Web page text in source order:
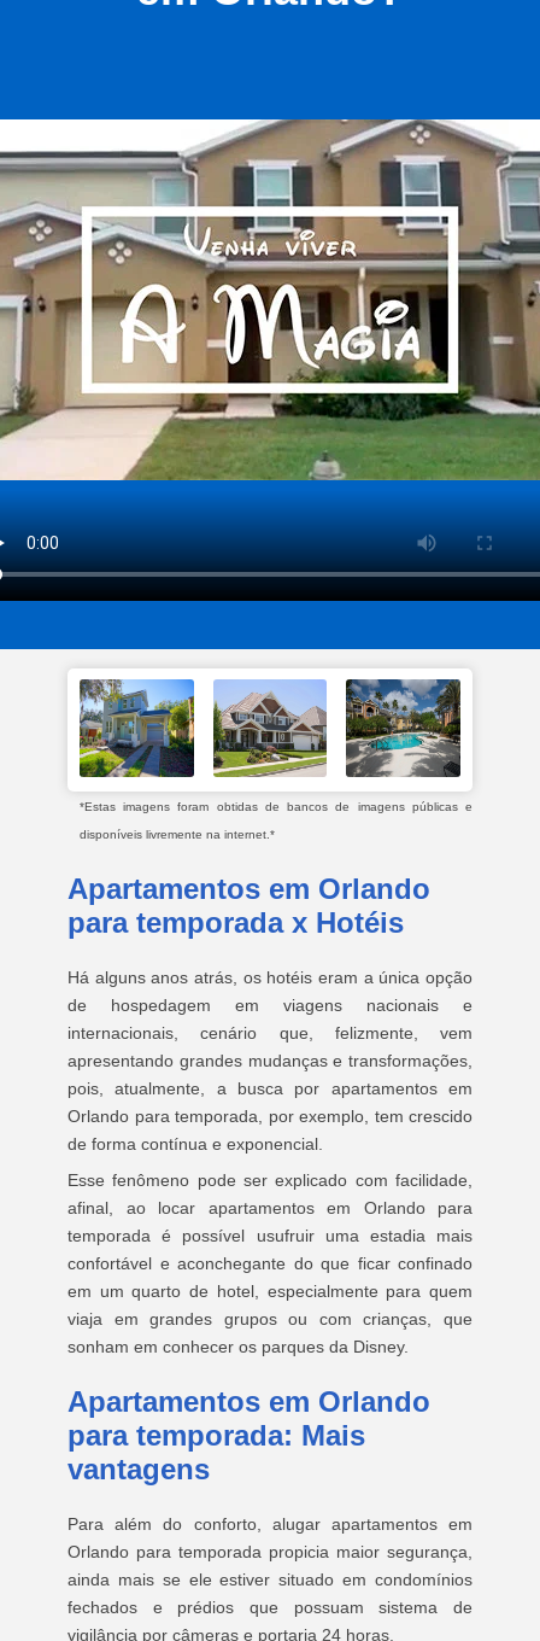
*Estas imagens foram obtidas de bancos de imagens públicas e
disponíveis livremente na internet.*
Apartamentos em Orlando
para temporada x Hotéis
Há alguns anos atrás, os hotéis eram a única opção
de hospedagem em viagens nacionais e
internacionais, cenário que, felizmente, vem
apresentando grandes mudanças e transformações,
pois, atualmente, a busca por apartamentos em
Orlando para temporada, por exemplo, tem crescido
de forma contínua e exponencial.
Esse fenômeno pode ser explicado com facilidade,
afinal, ao locar apartamentos em Orlando para
temporada é possível usufruir uma estadia mais
confortável e aconchegante do que ficar confinado
em um quarto de hotel, especialmente para quem
viaja em grandes grupos ou com crianças, que
sonham em conhecer os parques da Disney.
Apartamentos em Orlando
para temporada: Mais
vantagens
Para além do conforto, alugar apartamentos em
Orlando para temporada propicia maior segurança,
ainda mais se ele estiver situado em condomínios
fechados e prédios que possuam sistema de
vigilância por câmeras e portaria 24 horas.